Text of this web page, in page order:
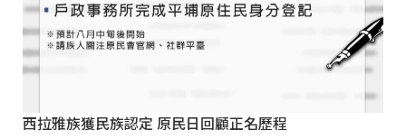
西拉雅族獲民族認定 原民日回顧正名歷程